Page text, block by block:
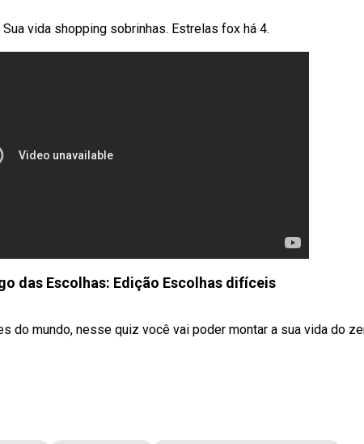
vida shopping sobrinhas. Estrelas fox há 4.
das Escolhas: Edição Escolhas difíceis
do mundo, nesse quiz você vai poder montar a sua vida do